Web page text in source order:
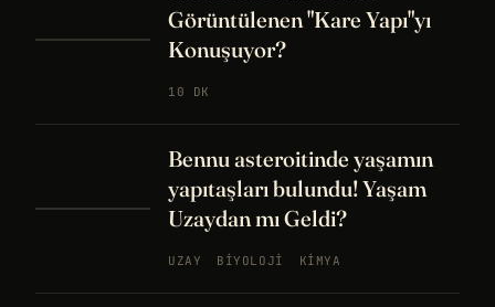
Görüntülenen "Kare Yapı"yı
Konuşuyor?
10 DK
Bennu asteroitinde yaşamın
yapıtaşları bulundu! Yaşam
Uzaydan mı Geldi?
UZAY BIYOLOJI KIMYA